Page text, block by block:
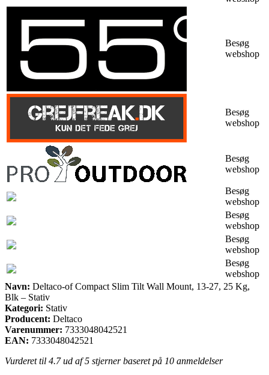
Besøg
webshop
Besøg
webshop
Besøg
webshop
Besøg
webshop
Besøg
webshop
Besøg
webshop
Besøg
webshop
Navn: Deltaco-of Compact Slim Tilt Wall Mount, 13-27, 25 Kg,
Blk – Stativ
Kategori: Stativ
Producent: Deltaco
Varenummer: 7333048042521
EAN: 7333048042521
Vurderet til 4.7ud af 5 stjerner baseret på 10 anmeldelser